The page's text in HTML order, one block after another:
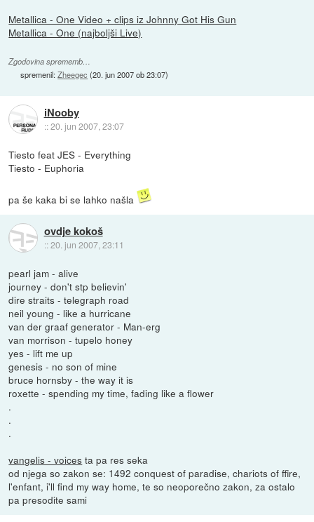
Metallica - One Video + clips iz Johnny Got His Gun
Metallica - One (najboljši Live)
Zgodovina sprememb…
spremenil:Zheegec (20. jun 2007 ob 23:07)
iNooby
::20. jun 2007, 23:07
Tiesto feat JES - Everything
Tiesto - Euphoria
pa še kaka bi se lahko našla
ovdje kokoš
::20. jun 2007, 23:11
pearl jam - alive
journey - don't stp believin'
dire straits - telegraph road
neil young - like a hurricane
van der graaf generator - Man-erg
van morrison - tupelo honey
yes - lift me up
genesis - no son of mine
bruce hornsby - the way it is
roxette - spending my time, fading like a flower
.
.
.
vangelis - voices ta pa res seka
od njega so zakon se: 1492 conquest of paradise, chariots of ffire,
l'enfant, i'll find my way home, te so neoporečno zakon, za ostalo
pa presodite sami